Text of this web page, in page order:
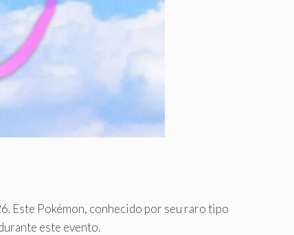
Este Pokémon, conhecido por seu raro tipo
este evento.